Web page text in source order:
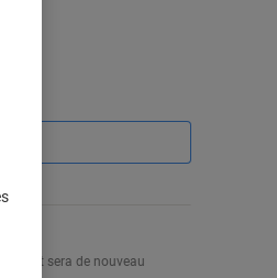
sera de nouveau